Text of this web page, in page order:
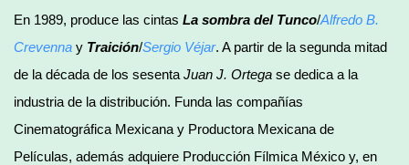
En 1989, produce las cintas La sombra del Tunco/Alfredo B.
Crevenna y Traición/Sergio Véjar. A partir de la segunda mitad
de la década de los sesenta Juan J. Ortega se dedica a la
industria de la distribución. Funda las compañías
Cinematográfica Mexicana y Productora Mexicana de
Películas, además adquiere Producción Fílmica México y, en